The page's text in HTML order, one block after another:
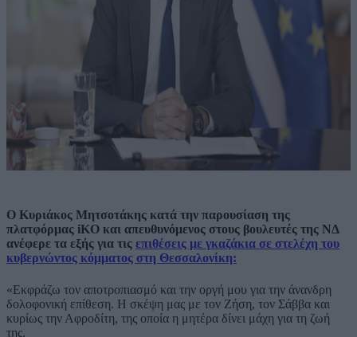
Ο Κυριάκος Μητσοτάκης κατά την παρουσίαση της
πλατφόρμας iKO και απευθυνόμενος στους βουλευτές της ΝΔ
ανέφερε τα εξής για τις επιθέσεις με γκαζάκια σε στελέχη του
κυβερνώντος κόμματος στη Θεσσαλονίκη:
«Εκφράζω τον αποτροπιασμό και την οργή μου για την άνανδρη
δολοφονική επίθεση. Η σκέψη μας με τον Ζήση, τον Σάββα και
κυρίως την Αφροδίτη, της οποία η μητέρα δίνει μάχη για τη ζωή
της.